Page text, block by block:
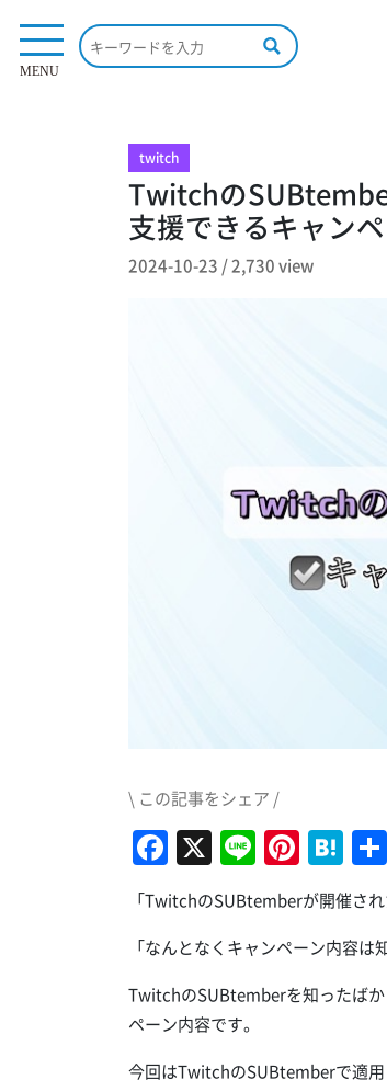
MENU
twitch
Twitchの
支援できるキャン
2024-10-23 /2,730 view
\ この記事をシェア /
Facebook
X Line
「TwitchのSUBtemberが開催さ
「なんとなくキャンペーン内容
TwitchのSUBtemberを知ったば
ペーン内容です。
今回はTwitchのSUBtemberで適用